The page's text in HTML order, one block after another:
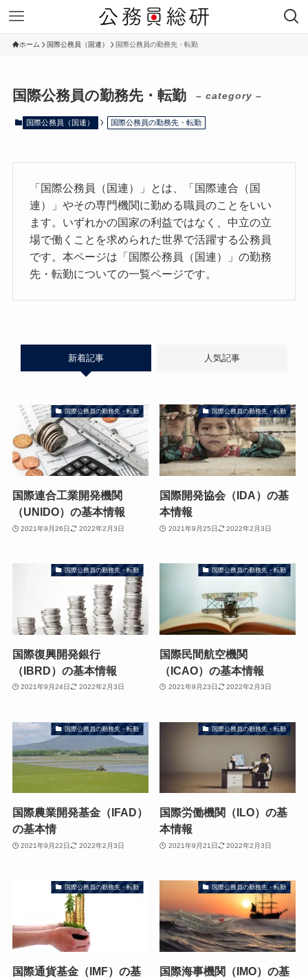
ホーム 国際公務員（国連） 国際公務員の勤務先・転勤
国際公務員の勤務先・転勤 – category –
国際公務員（国連） 国際公務員の勤務先・転勤
「国際公務員（国連）」とは、「国際連合（国
連）」やその専門機関に勤める職員のことをいい
ます。いずれかの国家の利益ではなく、中立の立
場で働くことを求められた世界で活躍する公務員
です。本ページは「国際公務員（国連）」の勤務
先・転勤についての一覧ページです。
新着記事 人気記事
国際公務員の勤務先・転勤
国際連合工業開発機関
（UNIDO）の基本情報
2021年9月26日 2022年2月3日
国際公務員の勤務先・転勤
国際開発協会（IDA）の基
本情報
2021年9月25日 2022年2月3日
国際公務員の勤務先・転勤
国際復興開発銀行
（IBRD）の基本情報
2021年9月24日 2022年2月3日
国際公務員の勤務先・転勤
国際民間航空機関
（ICAO）の基本情報
2021年9月23日 2022年2月3日
国際公務員の勤務先・転勤
国際農業開発基金（IFAD）
の基本情
2021年9月22日 2022年2月3日
国際公務員の勤務先・転勤
国際労働機関（ILO）の基
本情報
2021年9月21日 2022年2月3日
国際公務員の勤務先・転勤
国際通貨基金（IMF）の基
国際公務員の勤務先・転勤
国際海事機関（IMO）の基